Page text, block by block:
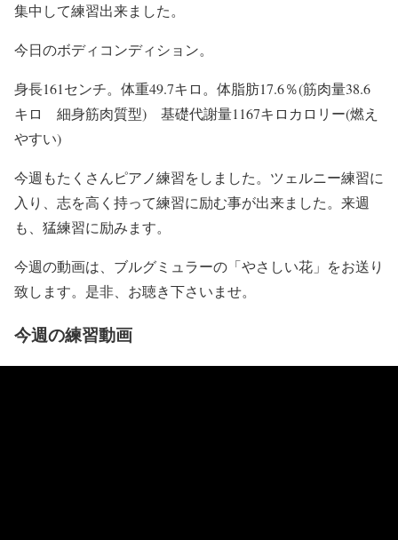
集中して練習出来ました。
今日のボディコンディション。
身長161センチ。体重49.7キロ。体脂肪17.6％(筋肉量38.6
キロ 細身筋肉質型) 基礎代謝量1167キロカロリー(燃え
やすい)
今週もたくさんピアノ練習をしました。ツェルニー練習に
入り、志を高く持って練習に励む事が出来ました。来週
も、猛練習に励みます。
今週の動画は、ブルグミュラーの「やさしい花」をお送り
致します。是非、お聴き下さいませ。
今週の練習動画